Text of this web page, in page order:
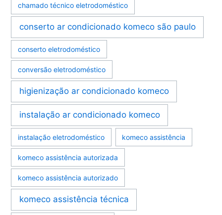
chamado técnico eletrodoméstico
conserto ar condicionado komeco são paulo
conserto eletrodoméstico
conversão eletrodoméstico
higienização ar condicionado komeco
instalação ar condicionado komeco
instalação eletrodoméstico komeco assistência
komeco assistência autorizada
komeco assistência autorizado
komeco assistência técnica